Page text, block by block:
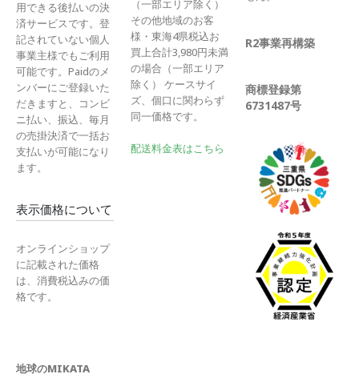
用できる後払いの決
済サービスです。登
記されていない個人
事業主様でもご利用
可能です。Paidのメ
ンバーにご登録いた
だきますと、コンビ
ニ払い、振込、毎月
の売掛決済で一括お
支払いが可能になり
ます。
表示価格について
オンラインショップ
に記載された価格
は、消費税込みの価
格です。
（一部エリア除く）
その他地域のお客
様・東海4県税込お
買上合計3,980円未満
の場合（一部エリア
除く） ケースサイ
ズ、個口に関わらず
同一価格です。
配送料金表はこちら
R2事業再構築
商標登録第
6731487号
地球のMIKATA